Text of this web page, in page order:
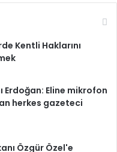
Kentli Haklarını
Erdoğan: Eline mikrofon
herkes gazeteci
Özgür Özel'e